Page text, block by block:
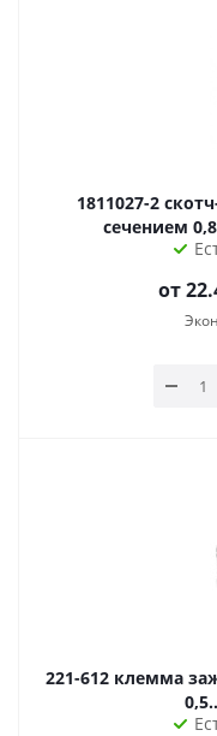
1811027-2 скотч-лок/разветвитель провода
сечением
от
221-612 клемма зажимная с рычагом на 2 провода